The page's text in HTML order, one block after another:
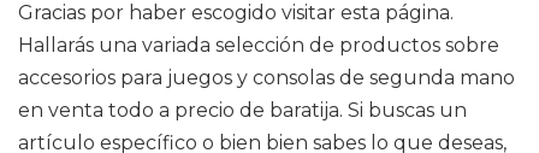
Gracias por haber escogido visitar esta página.
Hallarás una variada selección de productos sobre
accesorios para juegos y consolas de segunda mano
en venta todo a precio de baratija. Si buscas un
artículo específico o bien bien sabes lo que deseas,